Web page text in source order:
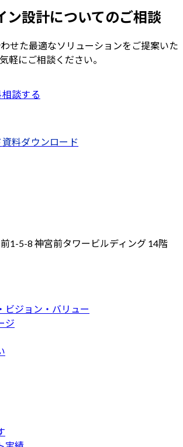
ン設計についてのご相談
せた最適なソリューションをご提案いた
軽にご相談ください。
談する
資料ダウンロード
1-5-8 神宮前タワービルディング 14階
ビジョン・バリュー
ジ